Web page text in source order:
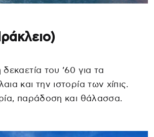
του ’60 για τα
και την ιστορία των χίπις.
παράδοση και θάλασσα.